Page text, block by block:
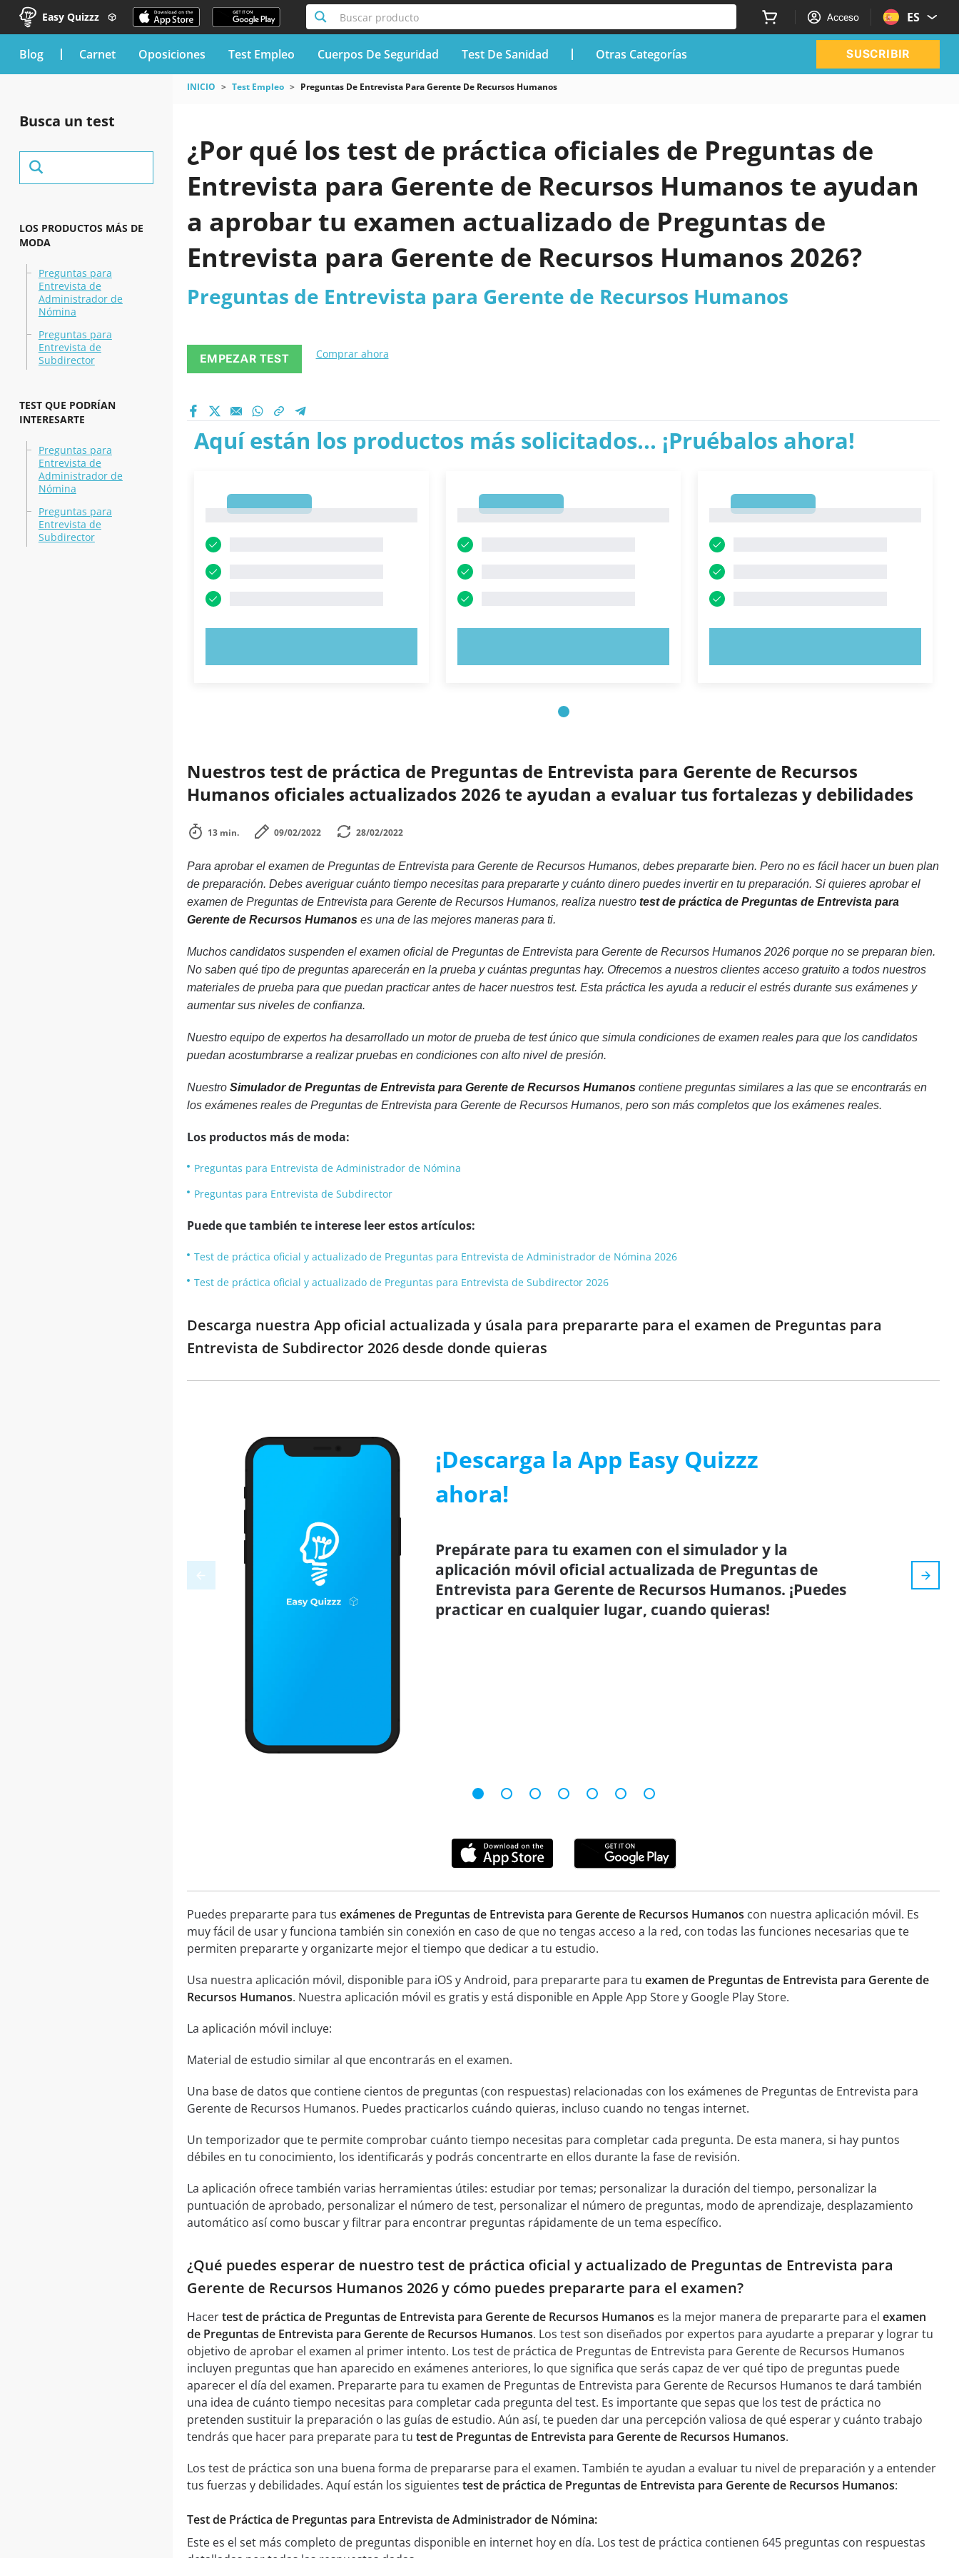
Easy Quizzz Buscar producto Acceso ES
blog Carnet Oposiciones Test Empleo Cuerpos De Seguridad Test De Sanidad Otras Categorías SUSCRIBIR
Busca un test
LOS PRODUCTOS MÁS DE
MODA
Preguntas para
Entrevista de
Administrador de
Nómina
Preguntas para
Entrevista de
Subdirector
TEST QUE PODRÍAN
INTERESARTE
Preguntas para
Entrevista de
Administrador de
Nómina
Preguntas para
Entrevista de
Subdirector
INICIO Test Empleo Preguntas De Entrevista Para Gerente De Recursos Humanos
¿Por qué los test de práctica oficiales de Preguntas de
Entrevista para Gerente de Recursos Humanos te ayudan
a aprobar tu examen actualizado de Preguntas de
Entrevista para Gerente de Recursos Humanos 2026?
Preguntas de Entrevista para Gerente de Recursos Humanos
EMPEZAR TEST Comprar ahora
Aquí están los productos más solicitados... ¡Pruébalos ahora!
Nuestros test de práctica de Preguntas de Entrevista para Gerente de Recursos
Humanos oficiales actualizados 2026 te ayudan a evaluar tus fortalezas y debilidades
13 min. 09/02/2022 28/02/2022
Para aprobar el examen de Preguntas de Entrevista para Gerente de Recursos Humanos, debes prepararte bien. Pero no es fácil hacer un buen plan
de preparación. Debes averiguar cuánto tiempo necesitas para prepararte y cuánto dinero puedes invertir en tu preparación. Si quieres aprobar el
examen de Preguntas de Entrevista para Gerente de Recursos Humanos, realiza nuestro test de práctica de Preguntas de Entrevista para
Gerente de Recursos Humanoses una de las mejores maneras para ti.
Muchos candidatos suspenden el examen oficial de Preguntas de Entrevista para Gerente de Recursos Humanos 2026 porque no se preparan bien.
No saben qué tipo de preguntas aparecerán en la prueba y cuántas preguntas hay. Ofrecemos a nuestros clientes acceso gratuito a todos nuestros
materiales de prueba para que puedan practicar antes de hacer nuestros test. Esta práctica les ayuda a reducir el estrés durante sus exámenes y
aumentar sus niveles de confianza.
Nuestro equipo de expertos ha desarrollado un motor de prueba de test único que simula condiciones de examen reales para que los candidatos
puedan acostumbrarse a realizar pruebas en condiciones con alto nivel de presión.
Nuestro Simulador de Preguntas de Entrevista para Gerente de Recursos Humanoscontiene preguntas similares a las que se encontrarás en
los exámenes reales de Preguntas de Entrevista para Gerente de Recursos Humanos, pero son más completos que los exámenes reales.
Los productos más de moda:
Preguntas para Entrevista de Administrador de Nómina
Preguntas para Entrevista de Subdirector
Puede que también te interese leer estos artículos:
Test de práctica oficial y actualizado de Preguntas para Entrevista de Administrador de Nómina 2026
Test de práctica oficial y actualizado de Preguntas para Entrevista de Subdirector 2026
Descarga nuestra App oficial actualizada y úsala para prepararte para el examen de Preguntas para
Entrevista de Subdirector 2026 desde donde quieras
¡Descarga la App Easy Quizzz
ahora!
Prepárate para tu examen con el simulador y la
aplicación móvil oficial actualizada de Preguntas de
Entrevista para Gerente de Recursos Humanos. ¡Puedes
practicar en cualquier lugar, cuando quieras!
Puedes prepararte para tus exámenes de Preguntas de Entrevista para Gerente de Recursos Humanos con nuestra aplicación móvil. Es
muy fácil de usar y funciona también sin conexión en caso de que no tengas acceso a la red, con todas las funciones necesarias que te
permiten prepararte y organizarte mejor el tiempo que dedicar a tu estudio.
Usa nuestra aplicación móvil, disponible para iOS y Android, para prepararte para tu examen de Preguntas de Entrevista para Gerente de
Recursos Humanos. Nuestra aplicación móvil es gratis y está disponible en Apple App Store y Google Play Store.
La aplicación móvil incluye:
Material de estudio similar al que encontrarás en el examen.
Una base de datos que contiene cientos de preguntas (con respuestas) relacionadas con los exámenes de Preguntas de Entrevista para
Gerente de Recursos Humanos. Puedes practicarlos cuándo quieras, incluso cuando no tengas internet.
Un temporizador que te permite comprobar cuánto tiempo necesitas para completar cada pregunta. De esta manera, si hay puntos
débiles en tu conocimiento, los identificarás y podrás concentrarte en ellos durante la fase de revisión.
La aplicación ofrece también varias herramientas útiles: estudiar por temas; personalizar la duración del tiempo, personalizar la
puntuación de aprobado, personalizar el número de test, personalizar el número de preguntas, modo de aprendizaje, desplazamiento
automático así como buscar y filtrar para encontrar preguntas rápidamente de un tema específico.
¿Qué puedes esperar de nuestro test de práctica oficial y actualizado de Preguntas de Entrevista para
Gerente de Recursos Humanos 2026 y cómo puedes prepararte para el examen?
Hacertest de práctica de Preguntas de Entrevista para Gerente de Recursos Humanos es la mejor manera de prepararte para el examen
de Preguntas de Entrevista para Gerente de Recursos Humanos. Los test son diseñados por expertos para ayudarte a preparar y lograr tu
objetivo de aprobar el examen al primer intento. Los test de práctica de Preguntas de Entrevista para Gerente de Recursos Humanos
incluyen preguntas que han aparecido en exámenes anteriores, lo que significa que serás capaz de ver qué tipo de preguntas puede
aparecer el día del examen. Prepararte para tu examen de Preguntas de Entrevista para Gerente de Recursos Humanos te dará también
una idea de cuánto tiempo necesitas para completar cada pregunta del test. Es importante que sepas que los test de práctica no
pretenden sustituir la preparación o las guías de estudio. Aún así, te pueden dar una percepción valiosa de qué esperar y cuánto trabajo
tendrás que hacer para preparate para tu test de Preguntas de Entrevista para Gerente de Recursos Humanos.
Los test de práctica son una buena forma de prepararse para el examen. También te ayudan a evaluar tu nivel de preparación y a entender
tus fuerzas y debilidades. Aquí están los siguientes test de práctica de Preguntas de Entrevista para Gerente de Recursos Humanos:
Test de Práctica de Preguntas para Entrevista de Administrador de Nómina:
Este es el set más completo de preguntas disponible en internet hoy en día. Los test de práctica contienen 645 preguntas con respuestas